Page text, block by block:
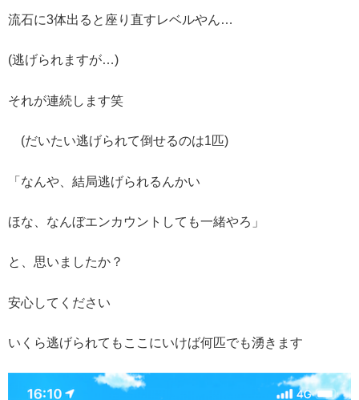
流石に3体出ると座り直すレベルやん…
(逃げられますが…)
それが連続します笑
(だいたい逃げられて倒せるのは1匹)
「なんや、結局逃げられるんかい
ほな、なんぼエンカウントしても一緒やろ」
と、思いましたか？
安心してください
いくら逃げられてもここにいけば何匹でも湧きます